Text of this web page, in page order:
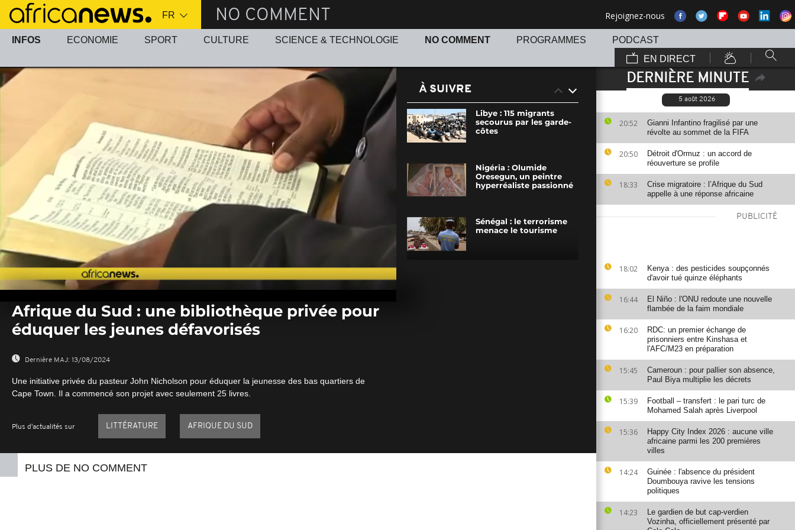
Passer
au
contenu
NO COMMENT Rejoignez-nous
INFOS ECONOMIE SPORT CULTURE SCIENCE & TECHNOLOGIE NO COMMENT PROGRAMMES
PODCAST
EN DIRECT
DERNIÈRE MINUTE
5 août 2026
20:52
Gianni Infantino fragilisé par une
révolte au sommet de la FIFA
20:50
Détroit d'Ormuz : un accord de
réouverture se profile
18:33
Crise migratoire : l’Afrique du Sud
appelle à une réponse africaine
PUBLICITÉ
18:02
Kenya : des pesticides soupçonnés
d'avoir tué quinze éléphants
16:44
El Niño : l'ONU redoute une nouvelle
flambée de la faim mondiale
16:20
RDC: un premier échange de
prisonniers entre Kinshasa et
l'AFC/M23 en préparation
15:45
Cameroun : pour pallier son absence,
Paul Biya multiplie les décrets
15:39
Football – transfert : le pari turc de
Mohamed Salah après Liverpool
15:36
Happy City Index 2026 : aucune ville
africaine parmi les 200 premières
villes
14:24
Guinée : l'absence du président
Doumbouya ravive les tensions
politiques
14:23
Le gardien de but cap-verdien
Vozinha, officiellement présenté par
seconds
secondsVolume
Afrique du Sud : une bibliothèque privée pour
éduquer les jeunes défavorisés
Dernière MAJ: 13/08/2024
Une initiative privée du pasteur John Nicholson pour éduquer la jeunesse des bas quartiers de
Cape Town. Il a commencé son projet avec seulement 25 livres.
Plus d'actualités sur LITTÉRATURE AFRIQUE DU SUD
À SUIVRE
Libye : 115 migrants
secourus par les garde-
côtes
Nigéria : Olumide
Oresegun, un peintre
hyperréaliste passionné
Sénégal : le terrorisme
menace le tourisme
PLUS DE NO COMMENT